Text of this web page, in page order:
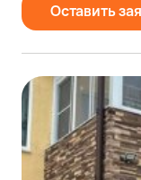
Оставить